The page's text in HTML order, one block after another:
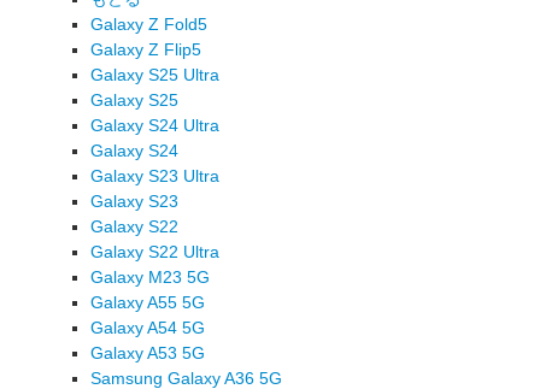
Galaxy Z Fold5
Galaxy Z Flip5
Galaxy S25 Ultra
Galaxy S25
Galaxy S24 Ultra
Galaxy S24
Galaxy S23 Ultra
Galaxy S23
Galaxy S22
Galaxy S22 Ultra
Galaxy M23 5G
Galaxy A55 5G
Galaxy A54 5G
Galaxy A53 5G
Samsung Galaxy A36 5G